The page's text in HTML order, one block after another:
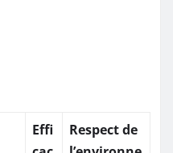
Effi
Respect de